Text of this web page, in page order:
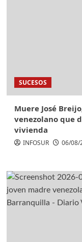
SUCESOS
Muere José
venezolano que
vivienda
INFOSUR 06/08/